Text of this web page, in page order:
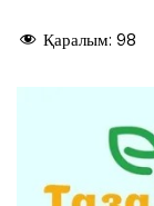
Қаралым: 98